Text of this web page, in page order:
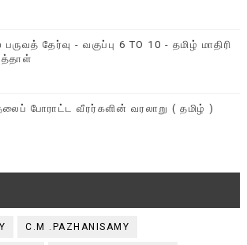
பருவத் தேர்வு - வகுப்பு 6 TO 10 - தமிழ் மாதிரி
போராட்ட வீரர்களின் வரலாறு ( தமிழ் )
C.M .PAZHANISAMY